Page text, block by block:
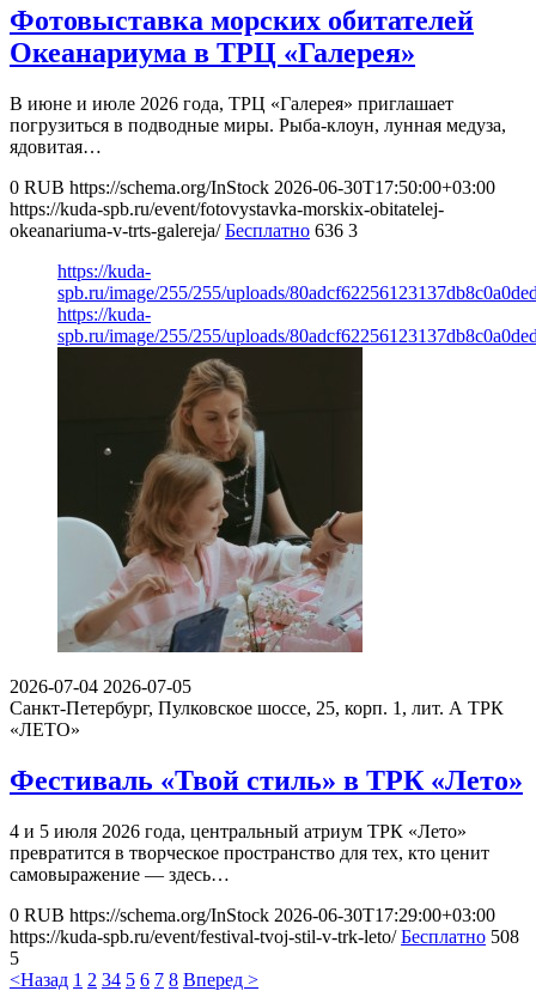
Фотовыставка морских обитателей
Океанариума в ТРЦ «Галерея»
В июне и июле 2026 года, ТРЦ «Галерея» приглашает
погрузиться в подводные миры. Рыба-клоун, лунная медуза,
ядовитая…
0 RUB https://schema.org/InStock 2026-06-30T17:50:00+03:00
https://kuda-spb.ru/event/fotovystavka-morskix-obitatelej-
okeanariuma-v-trts-galereja/ Бесплатно 636 3
https://kuda-
spb.ru/image/255/255/uploads/
https://kuda-
spb.ru/image/255/255/uploads/
2026-07-04 2026-07-05
Санкт-Петербург, Пулковское шоссе, 25, корп. 1, лит. А ТРК
«ЛЕТО»
Фестиваль «Твой стиль» в ТРК «Лето»
4 и 5 июля 2026 года, центральный атриум ТРК «Лето»
превратится в творческое пространство для тех, кто ценит
самовыражение — здесь…
0 RUB https://schema.org/InStock 2026-06-30T17:29:00+03:00
https://kuda-spb.ru/event/festival-tvoj-stil-v-trk-leto/ Бесплатно 508
5
<Назад 1 2 34 5 6 7 8 Вперед >